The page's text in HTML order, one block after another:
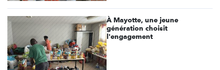
À Mayotte, une jeune
génération choisit
l'engagement